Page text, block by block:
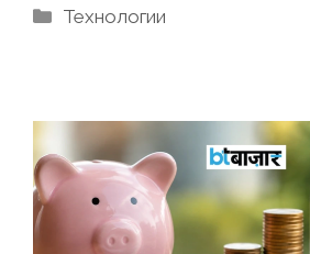
Рубрики
Технологии